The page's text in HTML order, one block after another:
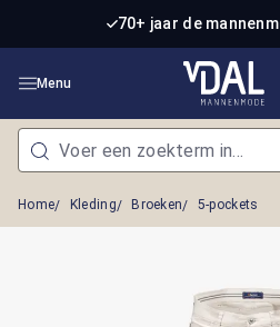
Ga naar de hoofdinhoud
70+ jaar de
Menu
Home Kleding Broeken 5-pockets